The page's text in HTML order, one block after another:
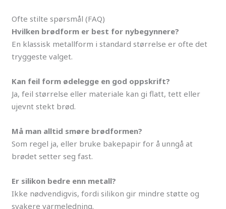
Ofte stilte spørsmål (FAQ)
Hvilken brødform er best for nybegynnere?
En klassisk metallform i standard størrelse er ofte det
tryggeste valget.
Kan feil form ødelegge en god oppskrift?
Ja, feil størrelse eller materiale kan gi flatt, tett eller
ujevnt stekt brød.
Må man alltid smøre brødformen?
Som regel ja, eller bruke bakepapir for å unngå at
brødet setter seg fast.
Er silikon bedre enn metall?
Ikke nødvendigvis, fordi silikon gir mindre støtte og
svakere varmeledning.